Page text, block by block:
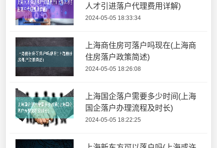
人才引进落户代理费用详解)
2024-05-05 18:33:34
上海商住房可落户吗现在(上海商
住房落户政策简述)
2024-05-05 18:26:08
上海国企落户需要多少时间(上海
国企落户办理流程及时长)
2024-05-05 18:22:25